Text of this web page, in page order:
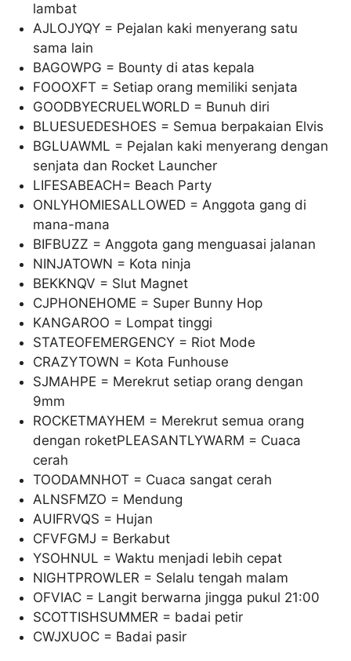
lambat
AJLOJYQY = Pejalan kaki menyerang satu
sama lain
BAGOWPG = Bounty di atas kepala
FOOOXFT = Setiap orang memiliki senjata
GOODBYECRUELWORLD = Bunuh diri
BLUESUEDESHOES = Semua berpakaian Elvis
BGLUAWML = Pejalan kaki menyerang dengan
senjata dan Rocket Launcher
LIFESABEACH= Beach Party
ONLYHOMIESALLOWED = Anggota gang di
mana-mana
BIFBUZZ = Anggota gang menguasai jalanan
NINJATOWN = Kota ninja
BEKKNQV = Slut Magnet
CJPHONEHOME = Super Bunny Hop
KANGAROO = Lompat tinggi
STATEOFEMERGENCY = Riot Mode
CRAZYTOWN = Kota Funhouse
SJMAHPE = Merekrut setiap orang dengan
9mm
ROCKETMAYHEM = Merekrut semua orang
dengan roketPLEASANTLYWARM = Cuaca
cerah
TOODAMNHOT = Cuaca sangat cerah
ALNSFMZO = Mendung
AUIFRVQS = Hujan
CFVFGMJ = Berkabut
YSOHNUL = Waktu menjadi lebih cepat
NIGHTPROWLER = Selalu tengah malam
OFVIAC = Langit berwarna jingga pukul 21:00
SCOTTISHSUMMER = badai petir
CWJXUOC = Badai pasir